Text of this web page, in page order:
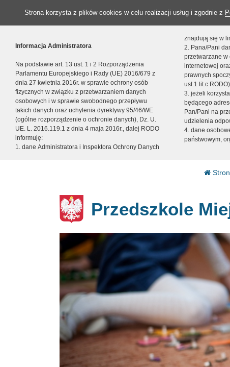
Strona korzysta z plików cookies w celu realizacji usług i zgodnie z
Informacja Administratora
Na podstawie art. 13 ust. 1 i 2 Rozporządzenia
Parlamentu Europejskiego i Rady (UE) 2016/679 z
dnia 27 kwietnia 2016r. w sprawie ochrony osób
fizycznych w związku z przetwarzaniem danych
osobowych i w sprawie swobodnego przepływu
takich danych oraz uchylenia dyrektywy 95/46/WE
(ogólne rozporządzenie o ochronie danych), Dz. U.
UE. L. 2016.119.1 z dnia 4 maja 2016r., dalej RODO
informuję:
1. dane Administratora i Inspektora Ochrony Danych
znajdują się w
2. Pana/Pani
przetwarzane
internetowej
prawnych
ust.1 lit.c
3. jeżeli
będącego
Pan/Pani na
udzielenia
4. dane
państwowym,
Przedszkole